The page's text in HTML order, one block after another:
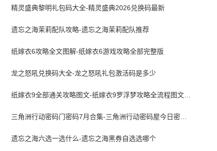
精灵盛典黎明礼包码大全-精灵盛典2026兑换码最新
遗忘之海茉莉配队攻略-遗忘之海茉莉配队推荐
纸嫁衣6攻略全文图解-纸嫁衣6游戏攻略全部完整版
龙之怒吼兑换码大全-龙之怒吼礼包激活码是多少
纸嫁衣9全部通关攻略图文-纸嫁衣9罗浮梦攻略全流程图文详解
三角洲行动密码门密码7月合集-三角洲行动密码屋今日密码大全2026最新7月
遗忘之海六选一选什么-遗忘之海黑券自选选哪个